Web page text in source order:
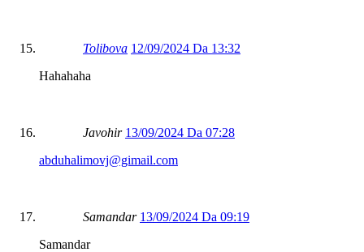
Tolibova 12/09/2024 Da 13:32
Hahahaha
Javohir 13/09/2024 Da 07:28
abduhalimovj@gimail.com
Samandar 13/09/2024 Da 09:19
Samandar